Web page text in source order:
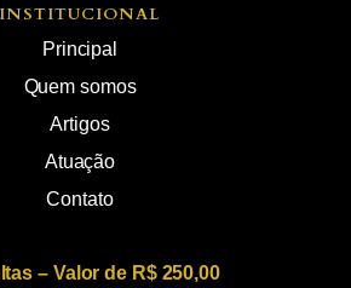
INSTITUCIONAL
Principal
Quem somos
Artigos
Atuação
Contato
– Valor de R$ 250,00